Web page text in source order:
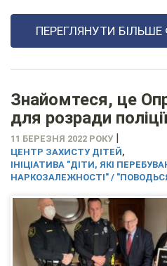
ПЕРЕГЛЯНУТИ БІЛЬШЕ
Знайомтеся, це
для розради
11 БЕРЕЗНЯ 2022 РОКУ |
ЦЕНТР ЗАХИСТУ ДІТЕЙ,
ІНІЦІАТИВА "ДІТИ, ЯКІ
НАРКОЗАЛЕЖНОСТІ" /